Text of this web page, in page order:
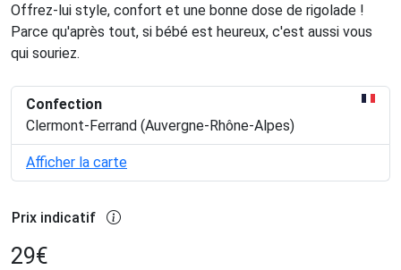
Offrez-lui style, confort et une bonne dose de rigolade !
Parce qu'après tout, si bébé est heureux, c'est aussi vous
qui souriez.
Confection
Clermont-Ferrand (Auvergne-Rhône-Alpes)
Afficher la carte
Prix indicatif
29€